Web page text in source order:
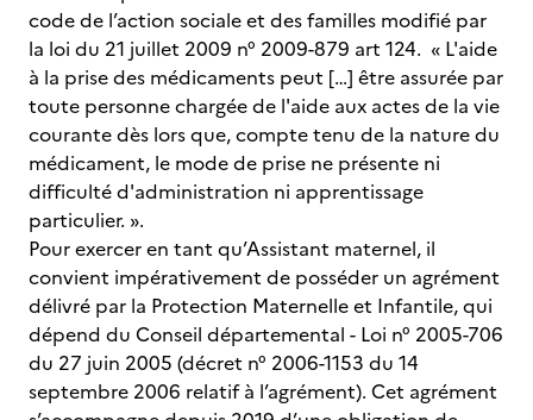
code de l’action sociale et des familles modifié par
la loi du 21 juillet 2009 n° 2009-879 art 124. « L'aide
à la prise des médicaments peut […] être assurée par
toute personne chargée de l'aide aux actes de la vie
courante dès lors que, compte tenu de la nature du
médicament, le mode de prise ne présente ni
difficulté d'administration ni apprentissage
particulier. ».
Pour exercer en tant qu’Assistant maternel, il
convient impérativement de posséder un agrément
délivré par la Protection Maternelle et Infantile, qui
dépend du Conseil départemental - Loi n° 2005-706
du 27 juin 2005 (décret n° 2006-1153 du 14
septembre 2006 relatif à l’agrément). Cet agrément